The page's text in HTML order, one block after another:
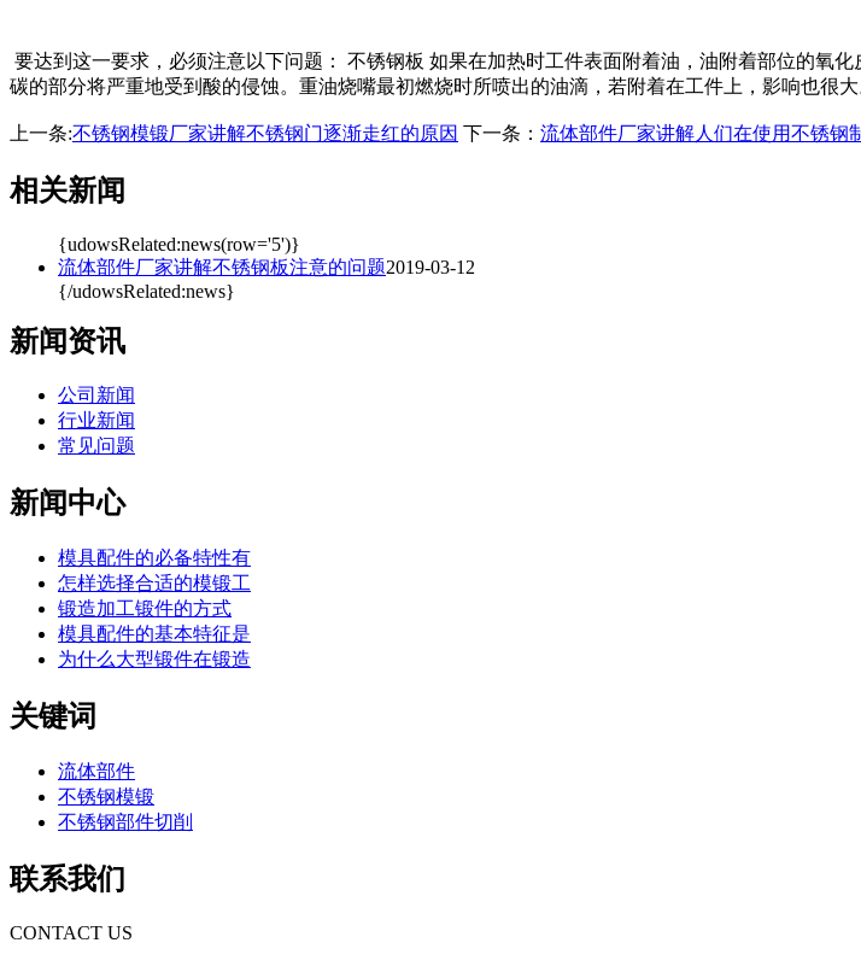
要达到这一要求，必须注意以下问题： 不锈钢板 如果在加热时工件表面附着油，油附着部位的氧
碳的部分将严重地受到酸的侵蚀。重油烧嘴最初燃烧时所喷出的油滴，若附着在工件上，影响也很
上一条:不锈钢模锻厂家讲解不锈钢门逐渐走红的原因 下一条： 流体部件厂家讲解人们在使用不锈钢
相关新闻
{udowsRelated:news(row='5')}
流体部件厂家讲解不锈钢板注意的问题2019-03-12
{/udowsRelated:news}
新闻资讯
公司新闻
行业新闻
常见问题
新闻中心
模具配件的必备特性有
怎样选择合适的模锻工
锻造加工锻件的方式
模具配件的基本特征是
为什么大型锻件在锻造
关键词
流体部件
不锈钢模锻
不锈钢部件切削
联系我们
CONTACT US